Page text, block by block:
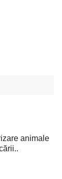
animale